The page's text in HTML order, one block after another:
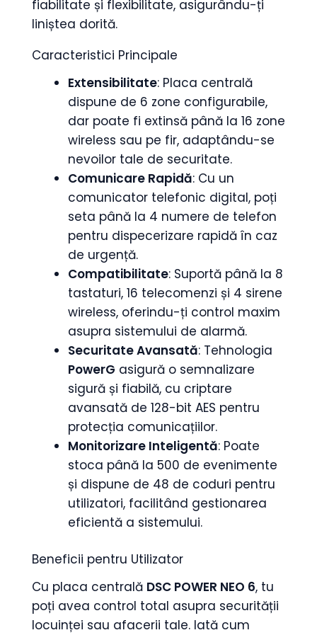
fiabilitate și flexibilitate, asigurându-ți
liniștea dorită.
Caracteristici Principale
Extensibilitate: Placa centrală
dispune de 6 zone configurabile,
dar poate fi extinsă până la 16 zone
wireless sau pe fir, adaptându-se
nevoilor tale de securitate.
Comunicare Rapidă: Cu un
comunicator telefonic digital, poți
seta până la 4 numere de telefon
pentru dispecerizare rapidă în caz
de urgență.
Compatibilitate: Suportă până la 8
tastaturi, 16 telecomenzi și 4 sirene
wireless, oferindu-ți control maxim
asupra sistemului de alarmă.
Securitate Avansată: Tehnologia
PowerG asigură o semnalizare
sigură și fiabilă, cu criptare
avansată de 128-bit AES pentru
protecția comunicațiilor.
Monitorizare Inteligentă: Poate
stoca până la 500 de evenimente
și dispune de 48 de coduri pentru
utilizatori, facilitând gestionarea
eficientă a sistemului.
Beneficii pentru Utilizator
Cu placa centrală DSC POWER NEO 6, tu
poți avea control total asupra securității
locuinței sau afacerii tale. Iată cum